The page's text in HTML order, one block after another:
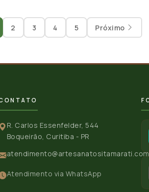
2 3 4 5 Próximo
R. Carlos Essenfelder, 544
Boqueirão, Curitiba - PR
Atendimento via WhatsApp